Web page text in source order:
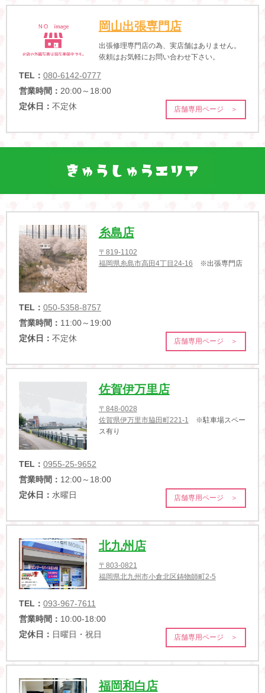
岡山出張専門店
出張修理専門店の為、実店舗はありません。
依頼はお気軽にお問い合わせ下さい。
TEL： 080-6142-0777
営業時間： 20:00～18:00
定休日： 不定休 店舗専用ページ ＞
糸島店
〒819-1102
福岡県糸島市高田4丁目24-16 ※出張専門店
TEL： 050-5358-8757
営業時間： 11:00～19:00
定休日： 不定休 店舗専用ページ ＞
佐賀伊万里店
〒848-0028
佐賀県伊万里市脇田町221-1
※駐車場スペー
ス有り
TEL： 0955-25-9652
営業時間： 12:00～18:00
定休日： 水曜日 店舗専用ページ ＞
北九州店
〒803-0821
福岡県北九州市小倉北区鋳物師町2-5
TEL： 093-967-7611
営業時間： 10:00-18:00
定休日： 日曜日・祝日 店舗専用ページ ＞
福岡和白店